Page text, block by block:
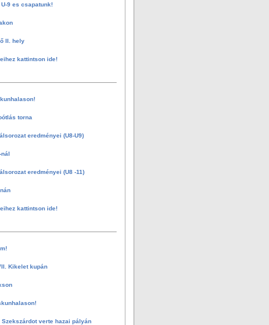
9 es csapatunk!
II. hely
kattintson ide!
torna
eredményei (U8-U9)
nál
eredményei (U8 -11)
kattintson ide!
Kikelet kupán
verte hazai pályán